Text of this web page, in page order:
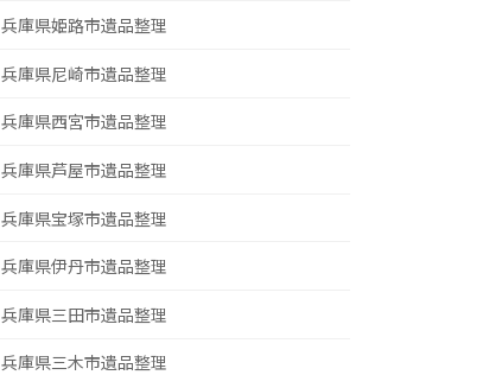
兵庫県姫路市遺品整理
兵庫県尼崎市遺品整理
兵庫県西宮市遺品整理
兵庫県芦屋市遺品整理
兵庫県宝塚市遺品整理
兵庫県伊丹市遺品整理
兵庫県三田市遺品整理
兵庫県三木市遺品整理